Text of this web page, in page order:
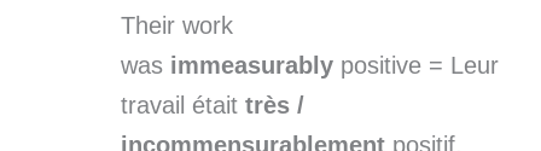
Their work
was immeasurably positive = Leur
travail était très /
incommensurablement positif.